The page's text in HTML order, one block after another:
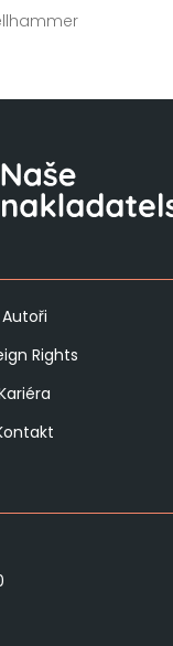
Autoři
Rights